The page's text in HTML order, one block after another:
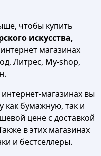
чтобы купить
искусства,
магазинах
Литрес, My-shop,
магазинах вы
как бумажную, так и
цене с доставкой
в этих магазинах
и бестселлеры.